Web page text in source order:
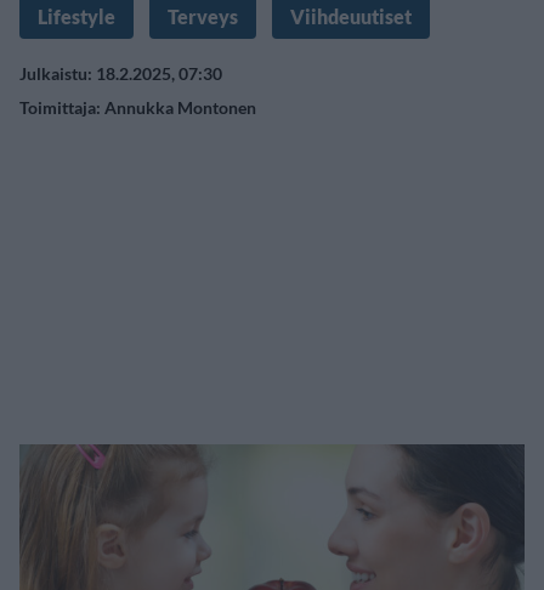
Lifestyle Terveys Viihdeuutiset
Julkaistu: 18.2.2025, 07:30
Toimittaja: Annukka Montonen